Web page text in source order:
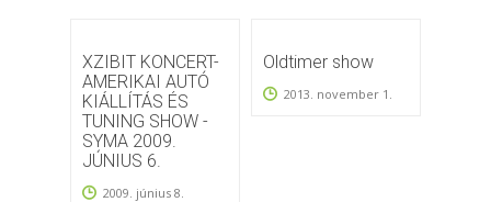
XZIBIT KONCERT-
AMERIKAI AUTÓ
KIÁLLÍTÁS ÉS
TUNING SHOW -
SYMA 2009.
JÚNIUS 6.
2009. június 8.
Oldtimer show
2013. november 1.